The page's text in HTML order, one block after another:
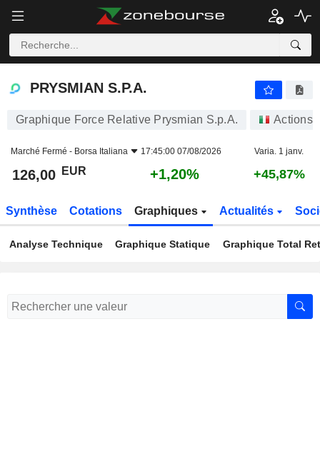
PRYSMIAN S.P.A.
PRYSMIAN S.P.A.
Graphique Force Relative Prysmian S.p.A. Actions
Marché Fermé - Borsa Italiana 17:45:00 07/08/2026 Varia. 1 janv.
126,00 EUR +1,20% +45,87%
Synthèse Cotations Graphiques Actualités
Analyse Technique Graphique Statique Graphique Total